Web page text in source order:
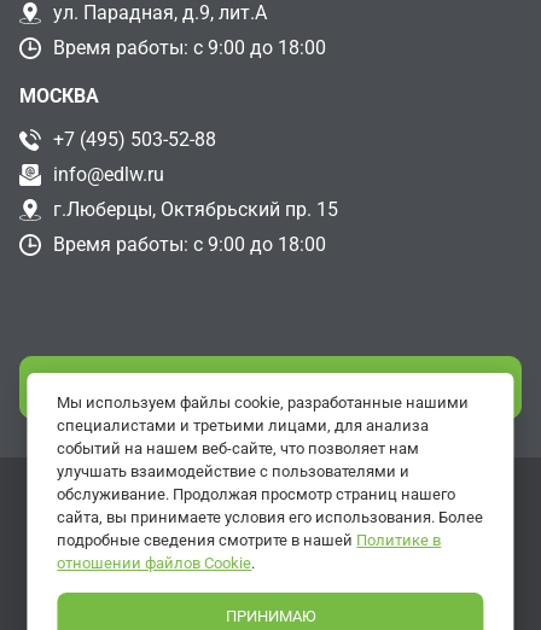
ул. Парадная, д.9, лит.А
Время работы: с 9:00 до 18:00
МОСКВА
+7 (495) 503-52-88
info@edlw.ru
г.Люберцы, Октябрьский пр. 15
Время работы: с 9:00 до 18:00
Разработка сайтов - ArtisMedia
Политика обработки персональных данных
ОГРН 1057810052190, ИНН 7838315731, КПП
Мы используем файлы cookie, разработанные нашими
специалистами и третьими лицами, для анализа
событий на нашем веб-сайте, что позволяет нам
улучшать взаимодействие с пользователями и
обслуживание. Продолжая просмотр страниц нашего
сайта, вы принимаете условия его использования. Более
подробные сведения смотрите в нашей Политике в
отношении файлов Cookie.
ПРИНИМАЮ